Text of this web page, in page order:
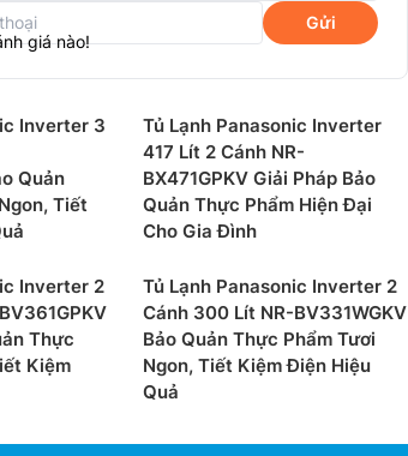
độ C
trang bị công nghệ đông mềm Prime Fresh
phải rã đông thực phẩm, giúp bạn
Gửi
giá nào!
Inverter 3
Quản
Tiết
Tủ Lạnh Panasonic Inverter
417 Lít 2 Cánh NR-
BX471GPKV Giải Pháp Bảo
Quản Thực Phẩm Hiện Đại
Cho Gia Đình
Inverter 2
Thực
Kiệm
Tủ Lạnh Panasonic Inverter 2
Cánh 300 Lít NR-BV331WGKV
Bảo Quản Thực Phẩm Tươi
Ngon, Tiết Kiệm Điện Hiệu
Quả